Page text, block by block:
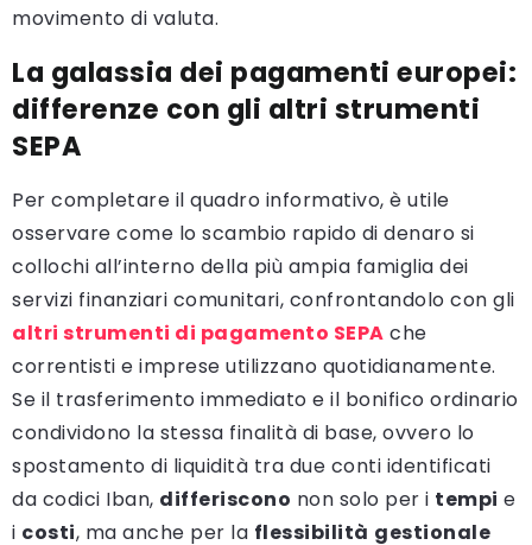
movimento di valuta.
La galassia dei pagamenti europei:
differenze con gli altri strumenti
SEPA
Per completare il quadro informativo, è utile
osservare come lo scambio rapido di denaro si
collochi all’interno della più ampia famiglia dei
servizi finanziari comunitari, confrontandolo con gli
altri strumenti di pagamento SEPA che
correntisti e imprese utilizzano quotidianamente.
Se il trasferimento immediato e il bonifico ordinario
condividono la stessa finalità di base, ovvero lo
spostamento di liquidità tra due conti identificati
da codici Iban, differiscono non solo per i tempi e
i costi, ma anche per la flessibilità gestionale